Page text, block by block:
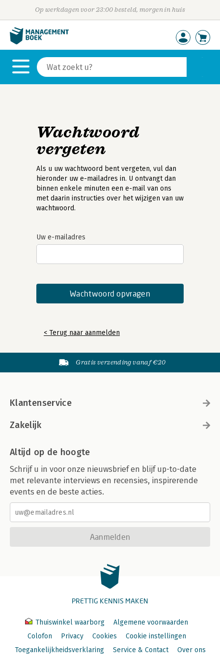
Op werkdagen voor 23:00 besteld, morgen in huis
Wachtwoord
vergeten
Als u uw wachtwoord bent vergeten, vul dan
hieronder uw e-mailadres in. U ontvangt dan
binnen enkele minuten een e-mail van ons
met daarin instructies over het wijzigen van uw
wachtwoord.
Uw e-mailadres
< Terug naar aanmelden
Gratis verzending vanaf €20
Klantenservice
Zakelijk
Altijd op de hoogte
Schrijf u in voor onze nieuwsbrief en blijf up-to-date
met relevante interviews en recensies, inspirerende
events en de beste acties.
Aanmelden
PRETTIG KENNIS MAKEN
Thuiswinkel waarborg
Algemene voorwaarden
Colofon
Privacy Cookies
Cookie instellingen
Toegankelijkheidsverklaring
Service & Contact Over ons